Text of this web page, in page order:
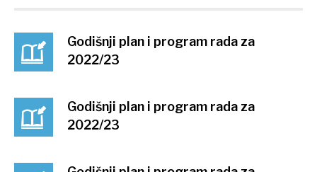
Godišnji plan i program rada za
2022/23
Godišnji plan i program rada za
2022/23